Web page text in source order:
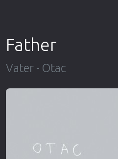
Father
Vater - Otac